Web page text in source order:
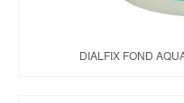
DIALFIX FOND